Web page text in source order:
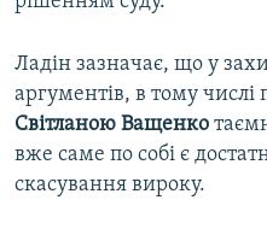
Ладін зазначає, що у
аргументів, в тому
Світланою Ващенко
вже саме по собі є
скасування вироку.